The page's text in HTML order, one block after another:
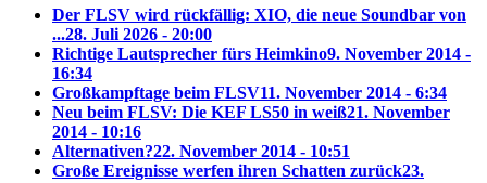
Der FLSV wird rückfällig: XIO, die neue Soundbar von
...28. Juli 2026 - 20:00
Richtige Lautsprecher fürs Heimkino9. November 2014 -
16:34
Großkampftage beim FLSV11. November 2014 - 6:34
Neu beim FLSV: Die KEF LS50 in weiß21. November
2014 - 10:16
Alternativen?22. November 2014 - 10:51
Große Ereignisse werfen ihren Schatten zurück23.